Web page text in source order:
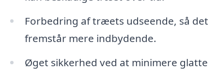
Forbedring af træets udseende, så det
fremstår mere indbydende.
Øget sikkerhed ved at minimere glatte